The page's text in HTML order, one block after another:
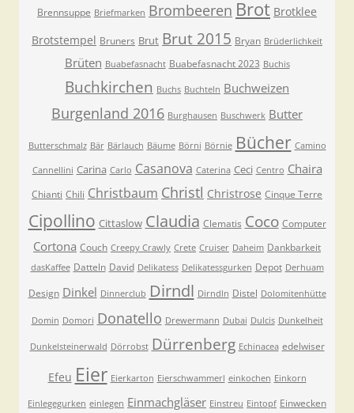
Brennsuppe Briefmarken Brombeeren Brot Brotklee
Brotstempel Bruners Brut Brut 2015 Bryan Brüderlichkeit
Brüten Buabefasnacht Buabefasnacht 2023 Buchis
Buchkirchen Buchs Buchteln Buchweizen
Burgenland 2016 Burghausen Buschwerk Butter
Butterschmalz Bär Bärlauch Bäume Börni Börnie Bücher Camino
Cannellini Carina Carlo Casanova Caterina Ceci Centro Chaira
Chianti Chili Christbaum Christl Christrose Cinque Terre
Cipollino Cittaslow Claudia Clematis Coco Computer
Cortona Couch Creepy Crawly Crete Cruiser Daheim Dankbarkeit
dasKaffee Datteln David Delikatess Delikatessgurken Depot Derhuam
Design Dinkel Dinnerclub Dirndl Dirndln Distel Dolomitenhütte
Domin Domori Donatello Drewermann Dubai Dulcis Dunkelheit
Dunkelsteinerwald Dörrobst Dürrenberg Echinacea edelwiser
Efeu Eier Eierkarton Eierschwammerl einkochen Einkorn
Einlegegurken einlegen Einmachgläser Einstreu Eintopf Einwecken